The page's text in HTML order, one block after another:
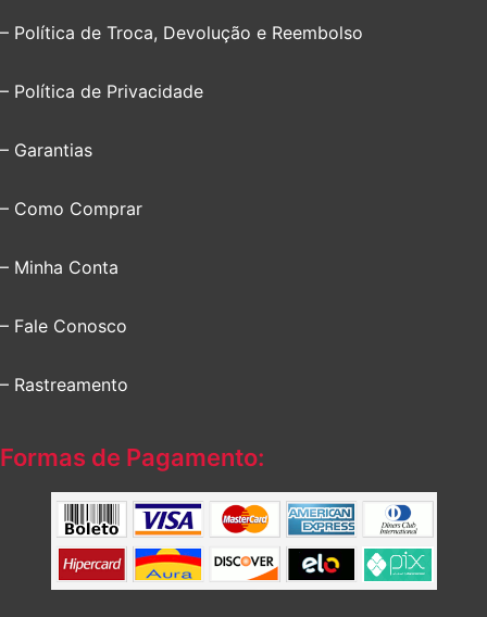
– Política de Troca, Devolução e Reembolso
– Política de Privacidade
– Garantias
– Como Comprar
– Minha Conta
– Fale Conosco
– Rastreamento
Formas de Pagamento: